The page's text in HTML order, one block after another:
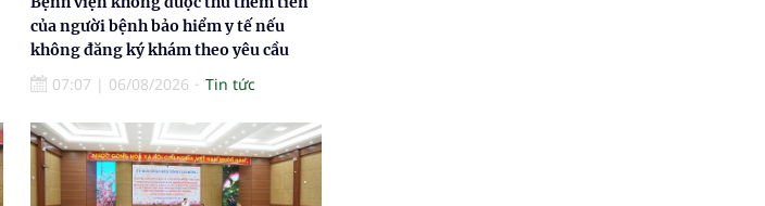
của người bệnh bảo hiểm y tế nếu
không đăng ký khám theo yêu cầu
07:07 | 06/08/2026 Tin tức